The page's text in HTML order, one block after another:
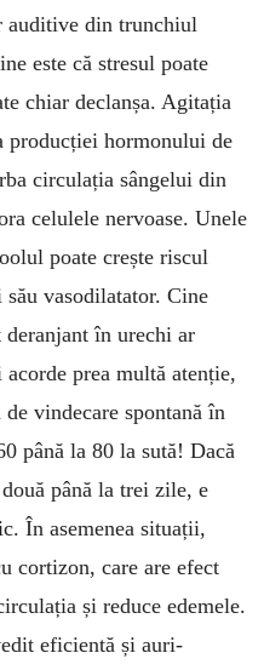
audi­tive din trunchiul
este că stresul poate
chiar declanșa. Agitația
producției hormo­nu­lui de
circulația sângelui din
celu­lele nervoase. Unele
poate crește riscul
vasodi­latator. Cine
de­ran­jant în urechi ar
prea multă aten­ție,
vin­decare spontană în
până la 80 la sută! Dacă
până la trei zile, e
În ase­me­nea situații,
cor­ti­zon, care are efect
și reduce edemele.
eficientă și auri­